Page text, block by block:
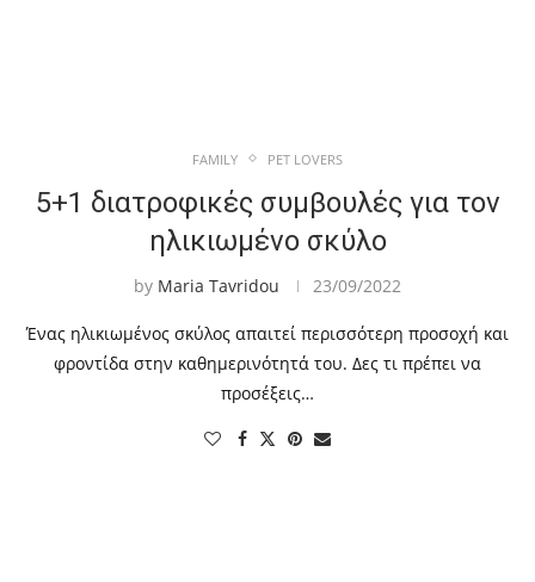
FAMILY PET LOVERS
5+1 διατροφικές συμβουλές για τον
ηλικιωμένο σκύλο
by Maria Tavridou 23/09/2022
Ένας ηλικιωμένος σκύλος απαιτεί περισσότερη προσοχή και
φροντίδα στην καθημερινότητά του. Δες τι πρέπει να
προσέξεις…